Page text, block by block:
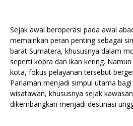
Sejak awal beroperasi pada awal
memainkan peran penting sebagai
barat Sumatera, khususnya dalam
seperti kopra dan ikan kering.
kota, fokus pelayanan tersebut
Pariaman menjadi simpul utama
wisatawan, khususnya sejak
dikembangkan menjadi destinasi